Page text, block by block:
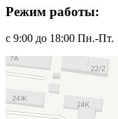
Режим работы:
с 9:00 до 18:00 Пн.-Пт.